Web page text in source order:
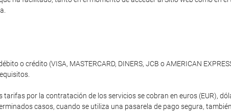
o crédito (VISA, MASTERCARD, DINERS, JCB o AMERICAN
por la contratación de los servicios se cobran en euros (EUR),
casos, cuando se utiliza una pasarela de pago segura,